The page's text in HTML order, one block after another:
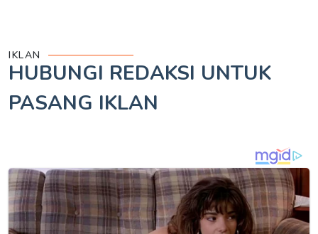
IKLAN
HUBUNGI REDAKSI UNTUK
PASANG IKLAN